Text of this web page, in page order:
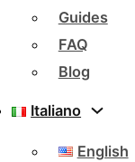
Guides
FAQ
Blog
Italiano
English